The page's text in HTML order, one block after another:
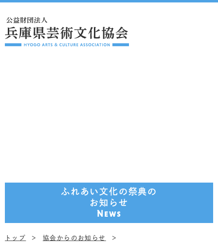
ふれあい文化の祭典の
お知らせ
News
トップ
協会からのお知らせ